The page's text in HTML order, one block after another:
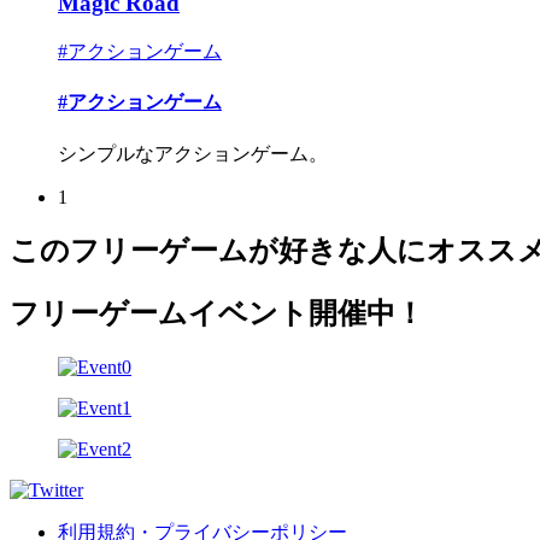
#アクションゲーム
#アクションゲーム
シンプルなアクションゲーム。
1
このフリーゲームが好きな人にオスス
フリーゲームイベント開催中！
利用規約・プライバシーポリシー